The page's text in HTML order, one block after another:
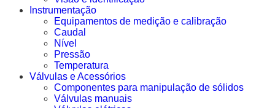
Instrumentação
Equipamentos de medição e calibração
Caudal
Nível
Pressão
Temperatura
Válvulas e Acessórios
Componentes para manipulação de sólidos
Válvulas manuais